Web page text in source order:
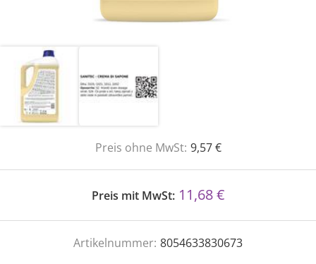
Preis ohne MwSt: 9,57 €
Preis mit MwSt: 11,68 €
Artikelnummer: 8054633830673